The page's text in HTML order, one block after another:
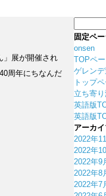
」展が開催され
周年にちなんだ
索:
固定ペ
onsen
TOPペ
ゲレン
トップ
立ち寄
英語版
英語版
アーカ
2022年
2022年
2022年9
2022年8
2022年7